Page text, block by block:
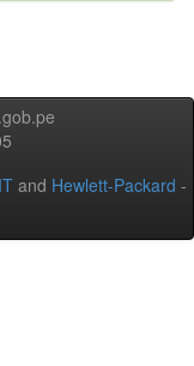
and Hewlett-Packard -